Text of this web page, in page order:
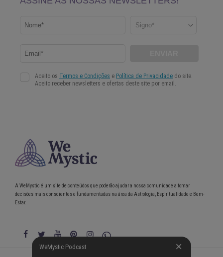
WeMystic Podcast
A WeMystic é um site de conteúdos que poderão ajudar a nossa comunidade a tomar
decisões mais conscientes e fundamentadas na área da Astrologia, Espiritualidade e Bem-
Estar.
WeMystic Podcast